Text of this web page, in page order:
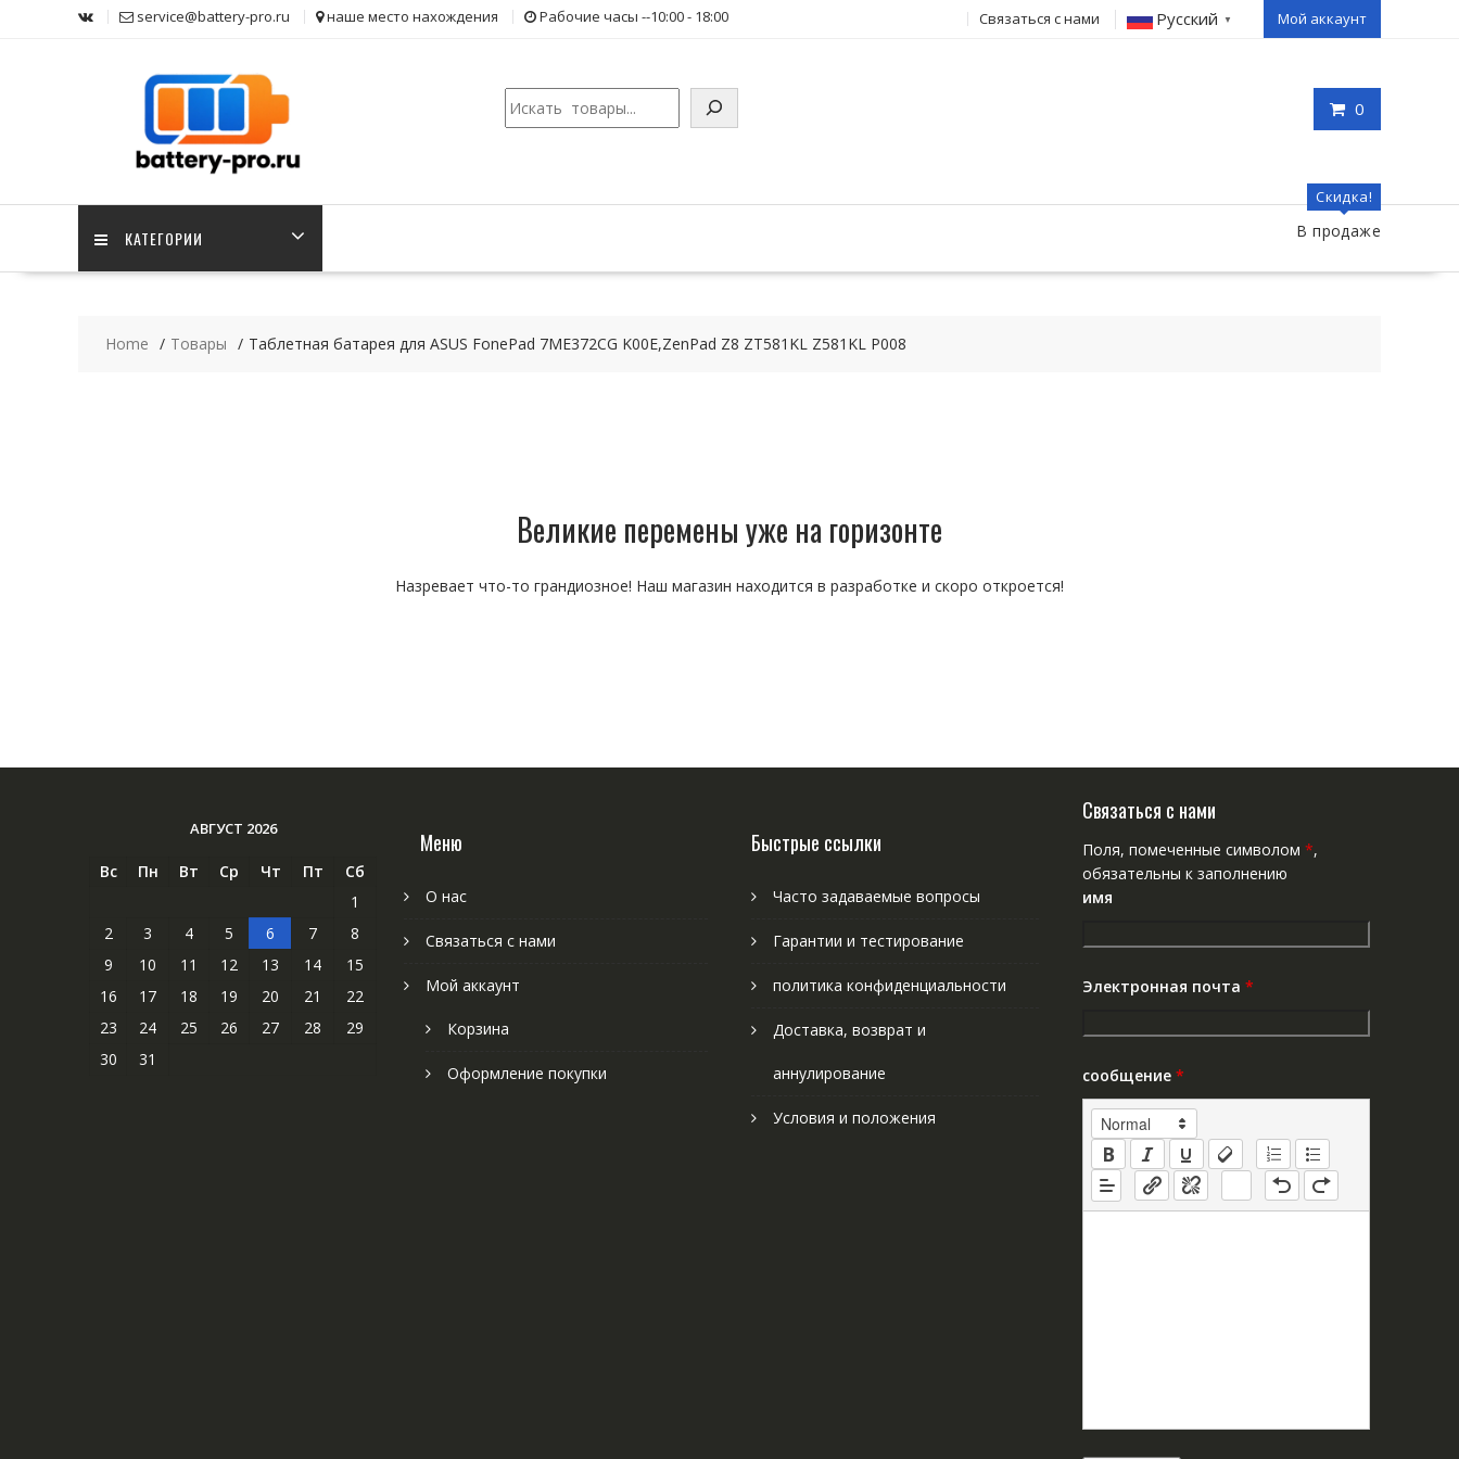
service@battery-pro.ru наше место нахождения Рабочие часы --10:00 - 18:00 Связаться с нами Русский ▼ Мой аккаунт
0
Поиск
КАТЕГОРИИ
Скидка!
В продаже
Home Товары Таблетная батарея для ASUS FonePad 7ME372CG K00E,ZenPad Z8 ZT581KL Z581KL P008
Великие перемены уже на горизонте
Назревает что-то грандиозное! Наш магазин находится в разработке и скоро откроется!
АВГУСТ 2026
Вс Пн Вт Ср Чт Пт
Сб
1
2
3 4 5 6 7
8
9
10 11 12 13 14
15
16
17 18 19 20 21
22
23
24 25 26 27 28
29
30
31
Меню
О нас
Связаться с нами
Мой аккаунт
Корзина
Оформление покупки
Быстрые ссылки
Часто задаваемые вопросы
Гарантии и тестирование
политика конфиденциальности
Доставка, возврат и
аннулирование
Условия и положения
Связаться с нами
Поля, помеченные символом *,
обязательны к заполнению
имя
Электронная почта *
сообщение *